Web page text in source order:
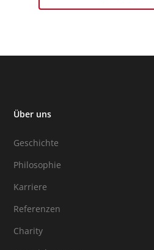
Über uns
Geschichte
Philosophie
Karriere
Referenzen
Charity